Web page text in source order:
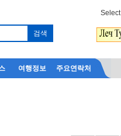
여행정보 주요연락처